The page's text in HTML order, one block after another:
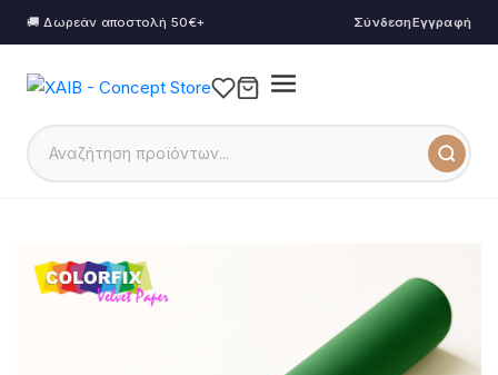
🚚 Δωρεάν αποστολή 50€+ ΣύνδεσηΕγγραφή